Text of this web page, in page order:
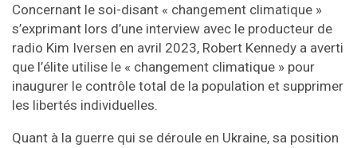
Concernant le soi-disant « changement climatique »
s’exprimant lors d’une interview avec le producteur de
radio Kim Iversen en avril 2023, Robert Kennedy a averti
que l’élite utilise le « changement climatique » pour
inaugurer le contrôle total de la population et supprimer
les libertés individuelles.
Quant à la guerre qui se déroule en Ukraine, sa position